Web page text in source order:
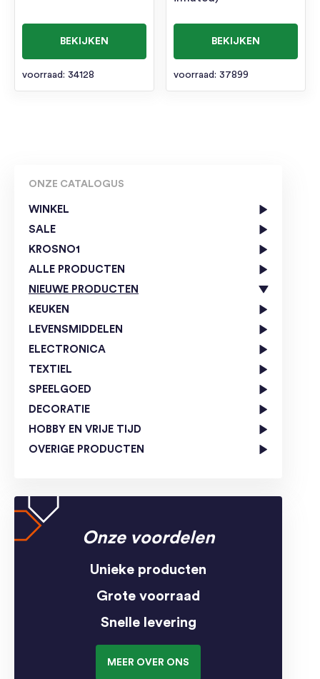
ONZE CATALOGUS
WINKEL
SALE
KROSNO1
ALLE PRODUCTEN
NIEUWE PRODUCTEN
KEUKEN
LEVENSMIDDELEN
ELECTRONICA
TEXTIEL
SPEELGOED
DECORATIE
HOBBY EN VRIJE TIJD
OVERIGE PRODUCTEN
Onze voordelen
Unieke producten
Grote voorraad
Snelle levering
MEER OVER ONS
BEKIJKEN
voorraad: 34128
BEKIJKEN
voorraad: 37899